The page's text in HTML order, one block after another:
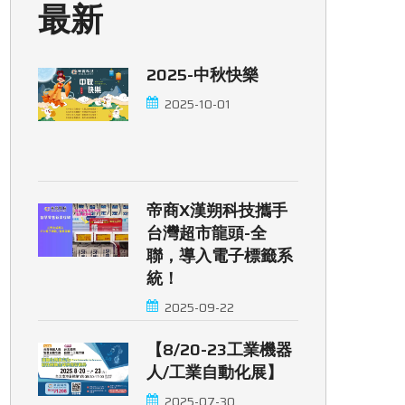
最新
2025-中秋快樂
2025-10-01
帝商x漢朔科技攜手
台灣超市龍頭-全
聯，導入電子標籤系
統！
2025-09-22
【8/20-23工業機器
人/工業自動化展】